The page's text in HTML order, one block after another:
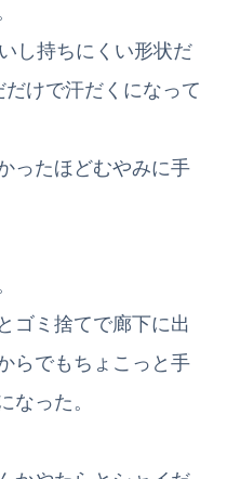
し持ちにくい形状だ
けで汗だくになって
ったほどむやみに手
ゴミ捨てで廊下に出
らでもちょこっと手
なった。